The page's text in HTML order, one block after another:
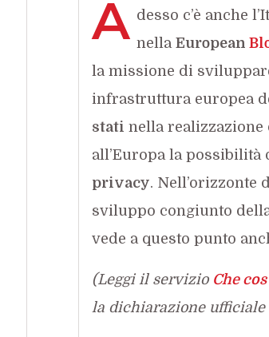
A desso c’è anche
nella European
la missione di
infrastruttura europea
stati nella realizzazione
all’Europa la possibilità
privacy. Nell’orizzonte
sviluppo congiunto
vede a questo punto
(Leggi il servizio Che
la dichiarazione